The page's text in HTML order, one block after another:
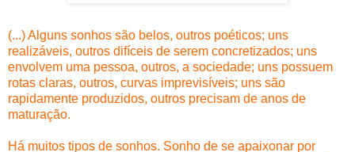
(...) Alguns sonhos são belos, outros poéticos; uns
realizáveis, outros difíceis de serem concretizados; uns
envolvem uma pessoa, outros, a sociedade; uns possuem
rotas claras, outros, curvas imprevisíveis; uns são
rapidamente produzidos, outros precisam de anos de
maturação.
Há muitos tipos de sonhos. Sonho de se apaixonar por